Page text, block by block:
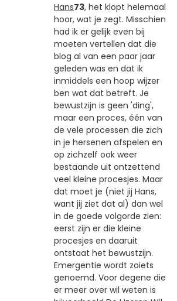
Hans73, het klopt helemaal
hoor, wat je zegt. Misschien
had ik er gelijk even bij
moeten vertellen dat die
blog al van een paar jaar
geleden was en dat ik
inmiddels een hoop wijzer
ben wat dat betreft. Je
bewustzijn is geen 'ding',
maar een proces, één van
de vele processen die zich
in je hersenen afspelen en
op zichzelf ook weer
bestaande uit ontzettend
veel kleine procesjes. Maar
dat moet je (niet jij Hans,
want jij ziet dat al) dan wel
in de goede volgorde zien:
eerst zijn er die kleine
procesjes en daaruit
ontstaat het bewustzijn.
Emergentie wordt zoiets
genoemd. Voor degene die
er meer over wil weten is